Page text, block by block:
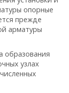
опорные
прежде
арматуры
образования
узлах